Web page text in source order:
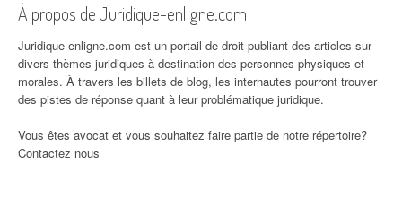
À propos de Juridique-enligne.com
Juridique-enligne.com est un portail de droit publiant des articles sur
divers thèmes juridiques à destination des personnes physiques et
morales. À travers les billets de blog, les internautes pourront trouver
des pistes de réponse quant à leur problématique juridique.
Vous êtes avocat et vous souhaitez faire partie de notre répertoire?
Contactez nous